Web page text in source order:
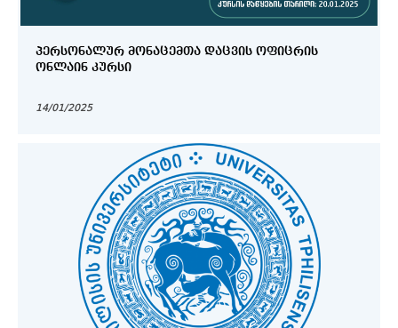
ᲞᲔᲠᲡᲝᲜᲐᲚᲣᲠ ᲛᲝᲜᲐᲪᲔᲛᲗᲐ ᲓᲐᲪᲕᲘᲡ ᲝᲤᲘᲪᲠᲘᲡ
ᲝᲜᲚᲐᲘᲜ ᲙᲣᲠᲡᲘ
14/01/2025